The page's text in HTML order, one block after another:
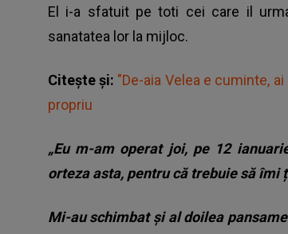
El i-a sfatuit pe toti cei care il
sanatatea lor la mijloc.
Citește și: "De-aia Velea e cuminte,
propriu
„Eu m-am operat joi, pe 12
orteza asta, pentru că trebuie să îmi
Mi-au schimbat și al doilea